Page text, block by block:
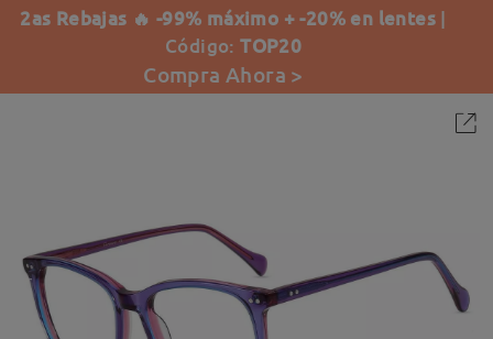
2as Rebajas 🔥 -99% máximo + -20% en lentes |
Código:TOP20
Compra Ahora >